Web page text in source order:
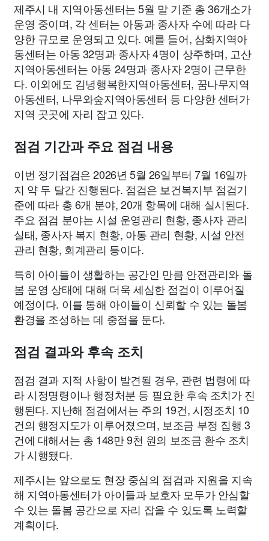
제주시 내 지역아동센터는 5월 말 기준 총 36개소가
운영 중이며, 각 센터는 아동과 종사자 수에 따라 다
양한 규모로 운영되고 있다. 예를 들어, 삼화지역아
동센터는 아동 32명과 종사자 4명이 상주하며, 고산
지역아동센터는 아동 24명과 종사자 2명이 근무한
다. 이외에도 김녕행복한지역아동센터, 꿈나무지역
아동센터, 나무와숲지역아동센터 등 다양한 센터가
지역 곳곳에 자리 잡고 있다.
점검 기간과 주요 점검 내용
이번 정기점검은 2026년 5월 26일부터 7월 16일까
지 약 두 달간 진행된다. 점검은 보건복지부 점검기
준에 따라 총 6개 분야, 20개 항목에 대해 실시된다.
주요 점검 분야는 시설 운영관리 현황, 종사자 관리
실태, 종사자 복지 현황, 아동 관리 현황, 시설 안전
관리 현황, 회계관리 등이다.
특히 아이들이 생활하는 공간인 만큼 안전관리와 돌
봄 운영 상태에 대해 더욱 세심한 점검이 이루어질
예정이다. 이를 통해 아이들이 신뢰할 수 있는 돌봄
환경을 조성하는 데 중점을 둔다.
점검 결과와 후속 조치
점검 결과 지적 사항이 발견될 경우, 관련 법령에 따
라 시정명령이나 행정처분 등 필요한 후속 조치가 진
행된다. 지난해 점검에서는 주의 19건, 시정조치 10
건의 행정지도가 이루어졌으며, 보조금 부정 집행 3
건에 대해서는 총 148만 9천 원의 보조금 환수 조치
가 시행됐다.
제주시는 앞으로도 현장 중심의 점검과 지원을 지속
해 지역아동센터가 아이들과 보호자 모두가 안심할
수 있는 돌봄 공간으로 자리 잡을 수 있도록 노력할
계획이다.